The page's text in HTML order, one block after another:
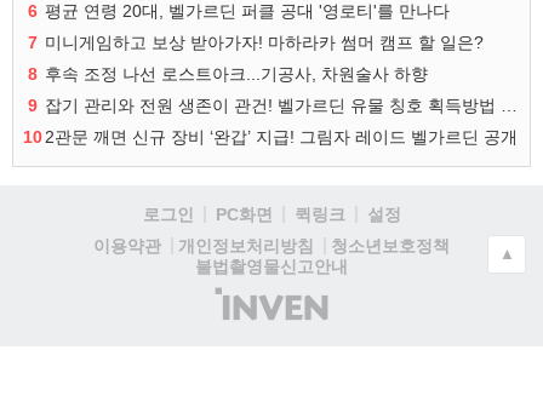
6 평균 연령 20대, 벨가르딘 퍼클 공대 '영로티'를 만나다
7 미니게임하고 보상 받아가자! 마하라카 썸머 캠프 할 일은?
8 후속 조정 나선 로스트아크...기공사, 차원술사 하향
9
102관문 깨면 신규 장비 ‘완갑’ 지급! 그림자 레이드 벨가르딘 공개
로그인 PC화면 퀵링크
설정
이용약관
개인정보처리방침
청소년보호정책
불법촬영물신고안내
(주)
인
▲